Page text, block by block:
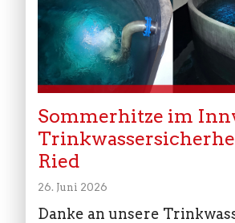
Sommerhitze im
Ried
26. Juni 2026
Danke an unsere